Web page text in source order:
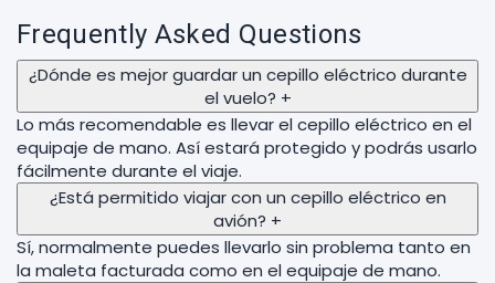
Frequently Asked Questions
¿Dónde es mejor guardar un cepillo eléctrico durante
el vuelo? +
Lo más recomendable es llevar el cepillo eléctrico en el
equipaje de mano. Así estará protegido y podrás usarlo
fácilmente durante el viaje.
¿Está permitido viajar con un cepillo eléctrico en
avión? +
Sí, normalmente puedes llevarlo sin problema tanto en
la maleta facturada como en el equipaje de mano.